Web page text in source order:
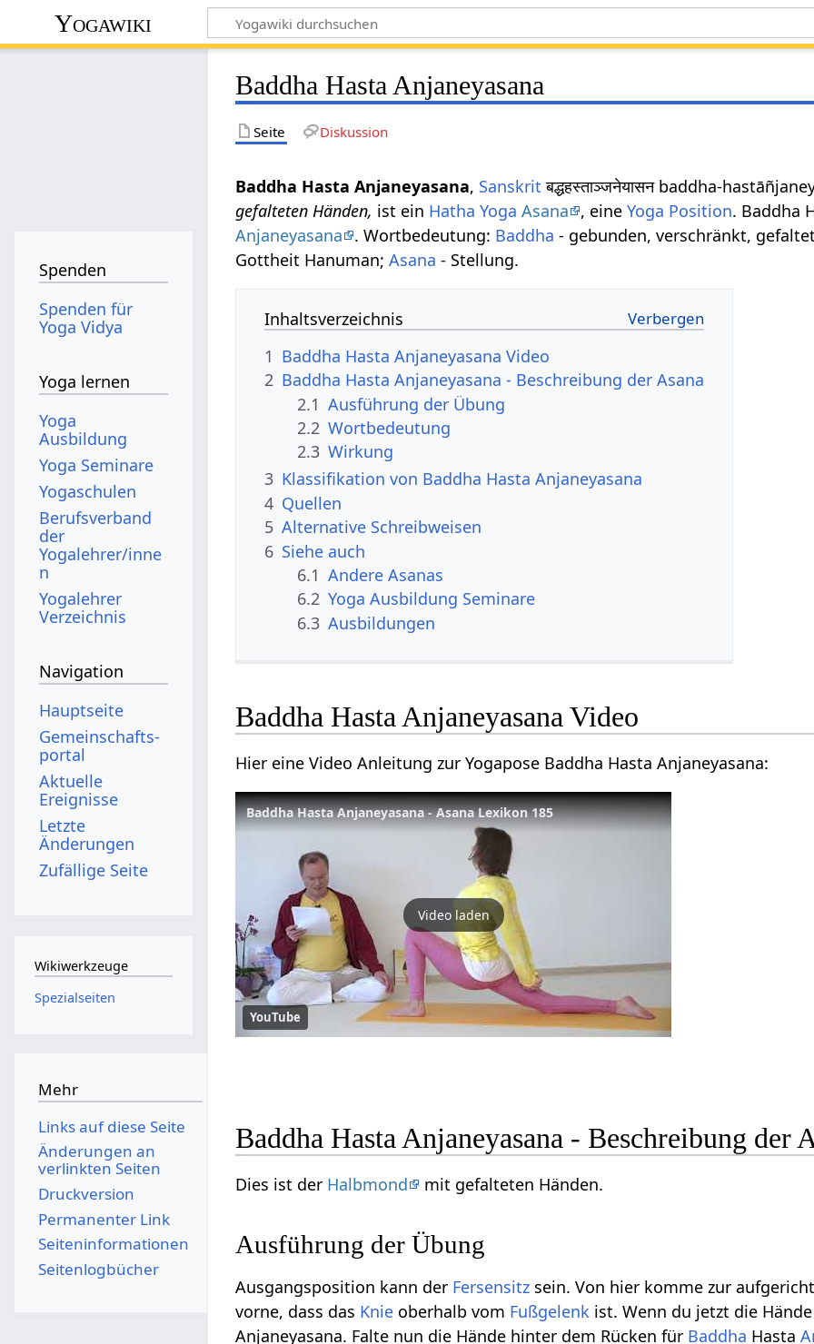
Yogawiki
Baddha Hasta Anjaneyasana
Seite Diskussion
Baddha Hasta Anjaneyasana, Sanskrit बद्धहस्ताञ्जनेयासन baddha-
gefalteten Händen, ist ein Hatha Yoga Asana , eineYoga Position. Baddha
Anjaneyasana
. Wortbedeutung: Baddha - gebunden, verschränkt,
Gottheit Hanuman;Asana - Stellung.
Inhaltsverzeichnis
1 Baddha Hasta Anjaneyasana Video
2 Baddha Hasta Anjaneyasana - Beschreibung der Asana
2.1 Ausführung der Übung
2.2 Wortbedeutung
2.3 Wirkung
3 Klassifikation von Baddha Hasta Anjaneyasana
4 Quellen
5 Alternative Schreibweisen
6 Siehe auch
6.1 Andere Asanas
6.2 Yoga Ausbildung Seminare
6.3 Ausbildungen
Baddha Hasta Anjaneyasana Video
Hier eine Video Anleitung zur Yogapose Baddha Hasta Anjaneyasana:
Baddha Hasta Anjaneyasana - Asana Lexikon 185
Video laden
YouTube
Baddha Hasta Anjaneyasana - Beschreibung der
Dies ist der Halbmond mit gefalteten Händen.
Ausführung der Übung
Ausgangsposition kann der Fersensitz sein. Von hier komme zur
vorne, dass das Knie oberhalb vom Fußgelenk ist. Wenn du jetzt die
Anjaneyasana. Falte nun die Hände hinter dem Rücken für Baddha Hasta
Spenden
Spenden für
Yoga Vidya
Yoga lernen
Yoga
Ausbildung
Yoga Seminare
Yogaschulen
Berufsverband
der
Yogalehrer/inne
n
Yogalehrer
Verzeichnis
Navigation
Hauptseite
Gemeinschafts­
portal
Aktuelle
Ereignisse
Letzte
Änderungen
Zufällige Seite
Wikiwerkzeuge
Spezialseiten
Mehr
Links auf diese Seite
Änderungen an
verlinkten Seiten
Druckversion
Permanenter Link
Seiten­­informationen
Seitenlogbücher